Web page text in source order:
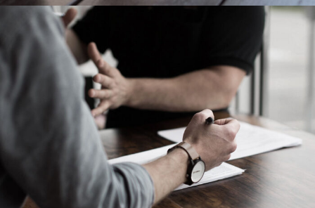
Failure of Apple Acquisition